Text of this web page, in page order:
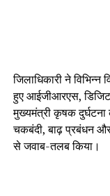
जिलाधिकारी ने
हुए आईजीआरएस,
मुख्यमंत्री कृषक
चकबंदी, बाढ़ प्रबंधन और
से जवाब-तलब किया।